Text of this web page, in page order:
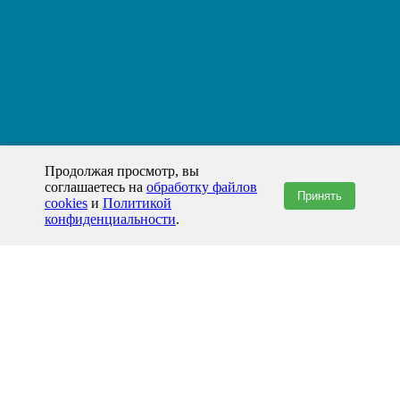
Продолжая просмотр, вы
соглашаетесь на обработку файлов
cookies и Политикой
конфиденциальности.
Принять